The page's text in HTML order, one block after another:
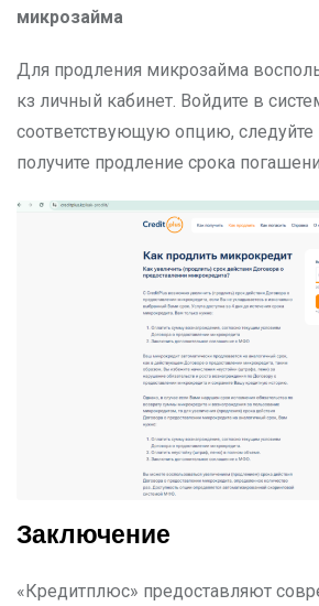
микрозайма
Для продления микрозайма
кз личный кабинет. Войдите в
соответствующую опцию, следуйте
получите продление срока
Заключение
«Кредитплюс» предоставляют